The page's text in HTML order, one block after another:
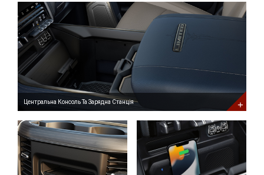
Центральна
Консоль
Та
Зарядна
Станція
Learn
More
About
Available
Center
Console
and
Charging
Station
Центральна Консоль Та Зарядна Станція
Задній
Ящик
Центральної
Консолі
Learn
More